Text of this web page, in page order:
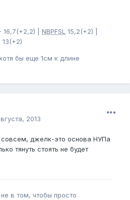
16,7(+2,2) | NBPFSL 15,2(+2) |
13(+2)
бы еще 1см к длине
2013
джелк-это основа НУПа
тянуть стоять не будет
в том, чтобы просто